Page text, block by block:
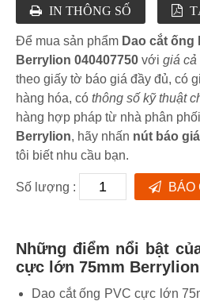
IN THÔNG SỐ
Để mua sản phẩm Dao cắt ống
Berrylion 040407750 với giá cả
theo giấy tờ báo giá đầy đủ, có
hàng hóa, có thông số kỹ thuật
hàng hợp pháp từ nhà phân
Berrylion, hãy nhấn nút báo giá
tôi biết nhu cầu bạn.
Số lượng : BÁO
Những điểm nổi bật
cực lớn 75mm Berrylion
Dao cắt ống PVC cực lớn